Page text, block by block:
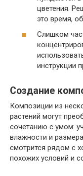
цветения.
это время,
Слишком
инструкции
Создание
Композиции из
растений могут
сочетанию с умом:
влажности и
смотрится рядом с
похожих условий и